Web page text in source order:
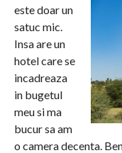
este doar un
satuc mic.
Insa are un
hotel care se
incadreaza
in bugetul
meu si ma
bucur sa am
o camera decenta.